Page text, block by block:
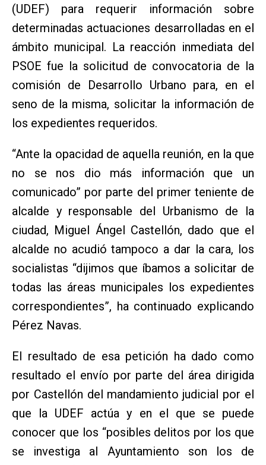
(UDEF) para requerir información sobre
determinadas actuaciones desarrolladas en el
ámbito municipal. La reacción inmediata del
PSOE fue la solicitud de convocatoria de la
comisión de Desarrollo Urbano para, en el
seno de la misma, solicitar la información de
los expedientes requeridos.
“Ante la opacidad de aquella reunión, en la que
no se nos dio más información que un
comunicado” por parte del primer teniente de
alcalde y responsable del Urbanismo de la
ciudad, Miguel Ángel Castellón, dado que el
alcalde no acudió tampoco a dar la cara, los
socialistas “dijimos que íbamos a solicitar de
todas las áreas municipales los expedientes
correspondientes”, ha continuado explicando
Pérez Navas.
El resultado de esa petición ha dado como
resultado el envío por parte del área dirigida
por Castellón del mandamiento judicial por el
que la UDEF actúa y en el que se puede
conocer que los “posibles delitos por los que
se investiga al Ayuntamiento son los de